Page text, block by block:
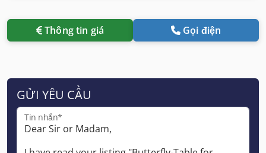
Thông tin giá Gọi điện
GỬI YÊU CẦU
Tin nhắn*